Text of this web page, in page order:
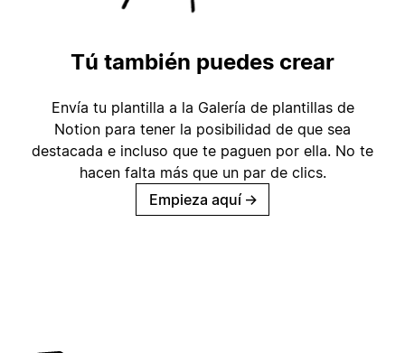
Tú también puedes crear
Envía tu plantilla a la Galería de plantillas de
Notion para tener la posibilidad de que sea
destacada e incluso que te paguen por ella. No te
hacen falta más que un par de clics.
Empieza aquí →